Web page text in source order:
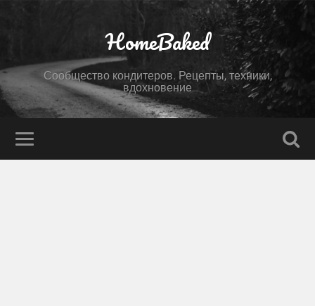
HomeBaked
Сообщество кондитеров. Рецепты, техники,
вдохновение